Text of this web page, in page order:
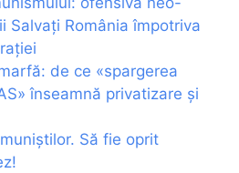
Salvați România împotriva
de ce «spargerea
înseamnă privatizare și
Să fie oprit